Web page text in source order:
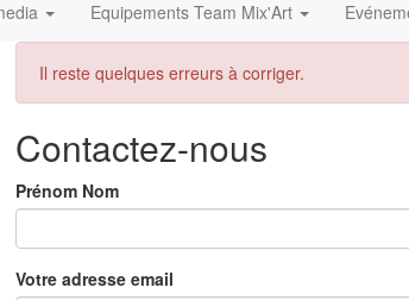
Equipements Team Mix'Art
Il reste quelques erreurs à corriger.
Contactez-nous
Prénom Nom
Votre adresse email